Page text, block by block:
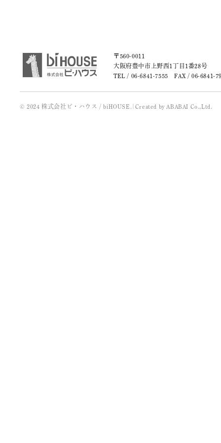
〒560-0011
大阪府豊中市上野西1丁目1番28号
TEL / 06-6841-7555 FAX / 06-6841-
© 2024 株式会社ビ・ハウス / biHOUSE. Created by ABABAI Co.,Ltd.